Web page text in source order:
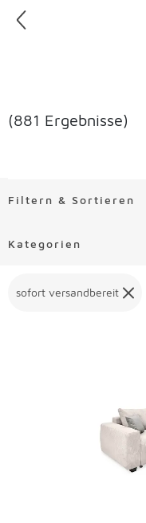
(881 Ergebnisse)
Filtern & Sortieren
Kategorien
sofort versandbereit